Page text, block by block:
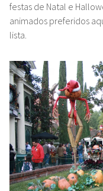
festas de Natal e
animados preferidos
lista.